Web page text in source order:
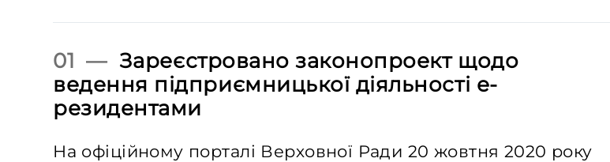
01 — Зареєстровано законопроект щодо
ведення підприємницької діяльності е-
резидентами
На офіційному порталі Верховної Ради 20 жовтня 2020 року